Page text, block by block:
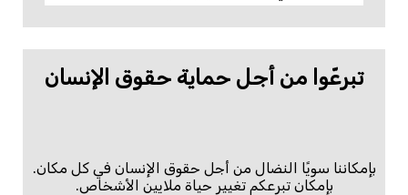
تبرعّوا من أجل حماية حقوق الإنسان
بإمكاننا سويًا النضال من أجل حقوق الإنسان في كل مكان.
بإمكان تبرعكم تغيير حياة ملايين الأشخاص.